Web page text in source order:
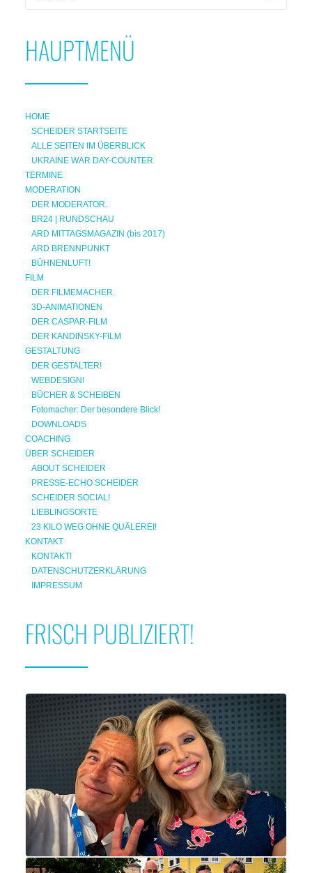
HAUPTMENÜ
HOME
SCHEIDER STARTSEITE
ALLE SEITEN IM ÜBERBLICK
UKRAINE WAR DAY-COUNTER
TERMINE
MODERATION
DER MODERATOR.
BR24 | RUNDSCHAU
ARD MITTAGSMAGAZIN (bis 2017)
ARD BRENNPUNKT
BÜHNENLUFT!
FILM
DER FILMEMACHER.
3D-ANIMATIONEN
DER CASPAR-FILM
DER KANDINSKY-FILM
GESTALTUNG
DER GESTALTER!
WEBDESIGN!
BÜCHER & SCHEIBEN
Fotomacher: Der besondere Blick!
DOWNLOADS
COACHING
ÜBER SCHEIDER
ABOUT SCHEIDER
PRESSE-ECHO SCHEIDER
SCHEIDER SOCIAL!
LIEBLINGSORTE
23 KILO WEG OHNE QUÄLEREI!
KONTAKT
KONTAKT!
DATENSCHUTZERKLÄRUNG
IMPRESSUM
FRISCH PUBLIZIERT!